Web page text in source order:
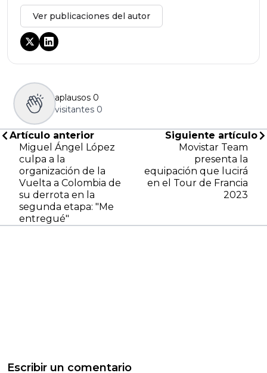
Ver publicaciones del autor
aplausos 0
visitantes 0
Artículo anterior
Miguel Ángel López
culpa a la
organización de la
Vuelta a Colombia de
su derrota en la
segunda etapa: "Me
entregué"
Siguiente artículo
Movistar Team
presenta la
equipación que lucirá
en el Tour de Francia
2023
Escribir un comentario